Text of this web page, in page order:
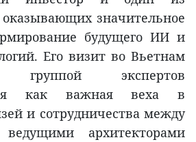
оказывающих значительное
будущего ИИ и
Его визит во Вьетнам
экспертов
как важная веха в
и сотрудничества между
архитекторами